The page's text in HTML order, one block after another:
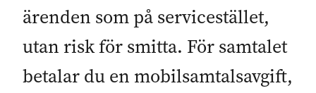
ärenden som på servicestället,
utan risk för smitta. För samtalet
betalar du en mobilsamtalsavgift,